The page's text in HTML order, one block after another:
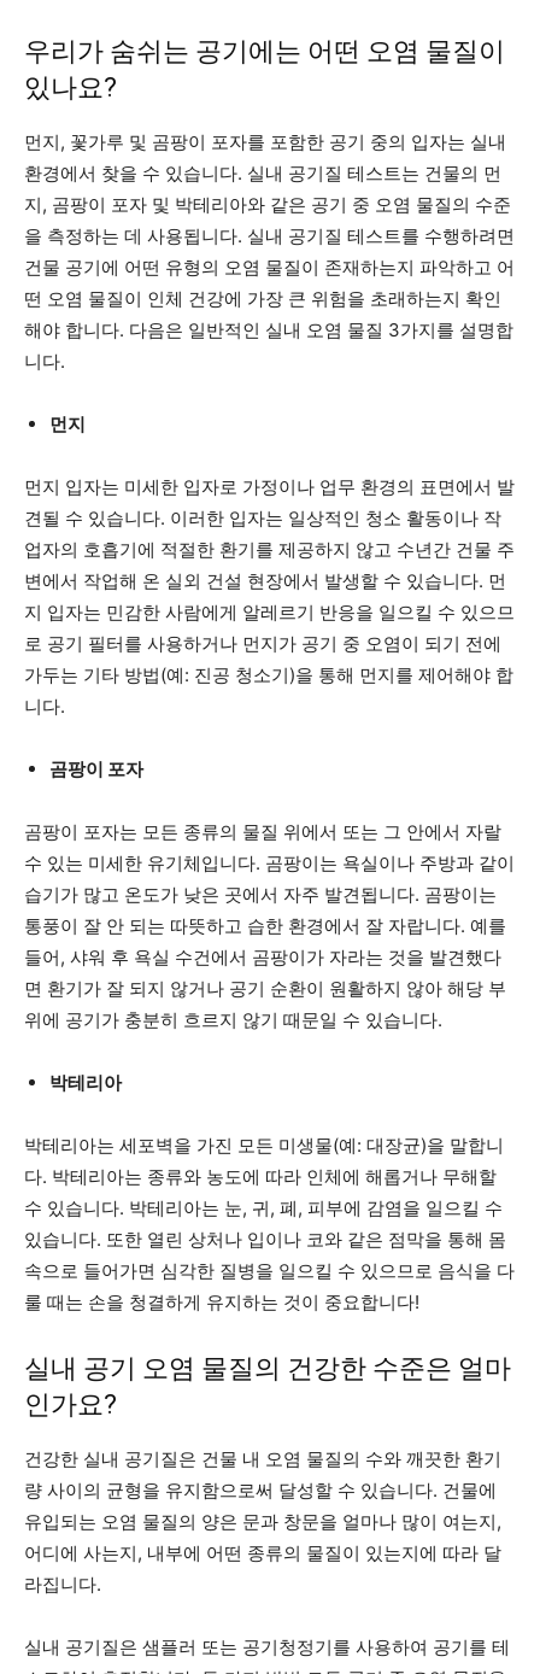
우리가 숨쉬는 공기에는 어떤 오염 물질이
있나요?
먼지, 꽃가루 및 곰팡이 포자를 포함한 공기 중의 입자는 실내
환경에서 찾을 수 있습니다. 실내 공기질 테스트는 건물의 먼
지, 곰팡이 포자 및 박테리아와 같은 공기 중 오염 물질의 수준
을 측정하는 데 사용됩니다. 실내 공기질 테스트를 수행하려면
건물 공기에 어떤 유형의 오염 물질이 존재하는지 파악하고 어
떤 오염 물질이 인체 건강에 가장 큰 위험을 초래하는지 확인
해야 합니다. 다음은 일반적인 실내 오염 물질 3가지를 설명합
니다.
먼지
먼지 입자는 미세한 입자로 가정이나 업무 환경의 표면에서 발
견될 수 있습니다. 이러한 입자는 일상적인 청소 활동이나 작
업자의 호흡기에 적절한 환기를 제공하지 않고 수년간 건물 주
변에서 작업해 온 실외 건설 현장에서 발생할 수 있습니다. 먼
지 입자는 민감한 사람에게 알레르기 반응을 일으킬 수 있으므
로 공기 필터를 사용하거나 먼지가 공기 중 오염이 되기 전에
가두는 기타 방법(예: 진공 청소기)을 통해 먼지를 제어해야 합
니다.
곰팡이 포자
곰팡이 포자는 모든 종류의 물질 위에서 또는 그 안에서 자랄
수 있는 미세한 유기체입니다. 곰팡이는 욕실이나 주방과 같이
습기가 많고 온도가 낮은 곳에서 자주 발견됩니다. 곰팡이는
통풍이 잘 안 되는 따뜻하고 습한 환경에서 잘 자랍니다. 예를
들어, 샤워 후 욕실 수건에서 곰팡이가 자라는 것을 발견했다
면 환기가 잘 되지 않거나 공기 순환이 원활하지 않아 해당 부
위에 공기가 충분히 흐르지 않기 때문일 수 있습니다.
박테리아
박테리아는 세포벽을 가진 모든 미생물(예: 대장균)을 말합니
다. 박테리아는 종류와 농도에 따라 인체에 해롭거나 무해할
수 있습니다. 박테리아는 눈, 귀, 폐, 피부에 감염을 일으킬 수
있습니다. 또한 열린 상처나 입이나 코와 같은 점막을 통해 몸
속으로 들어가면 심각한 질병을 일으킬 수 있으므로 음식을 다
룰 때는 손을 청결하게 유지하는 것이 중요합니다!
실내 공기 오염 물질의 건강한 수준은 얼마
인가요?
건강한 실내 공기질은 건물 내 오염 물질의 수와 깨끗한 환기
량 사이의 균형을 유지함으로써 달성할 수 있습니다. 건물에
유입되는 오염 물질의 양은 문과 창문을 얼마나 많이 여는지,
어디에 사는지, 내부에 어떤 종류의 물질이 있는지에 따라 달
라집니다.
실내 공기질은 샘플러 또는 공기청정기를 사용하여 공기를 테